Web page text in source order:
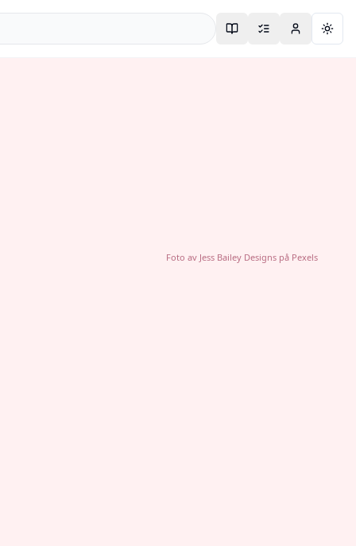
Foto av Jess Bailey Designspå Pexels